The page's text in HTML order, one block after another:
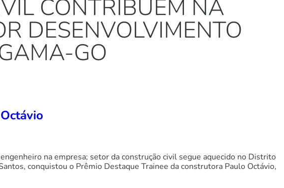
CONTRIBUEM NA
DESENVOLVIMENTO
GO
na empresa; setor da construção civil segue aquecido no Distrito
conquistou o Prêmio Destaque Trainee da construtora Paulo Octávio,